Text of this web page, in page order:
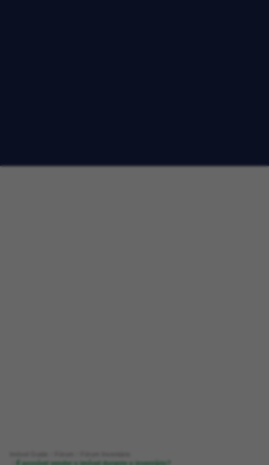
É possível vender o imóvel durante o inventário?